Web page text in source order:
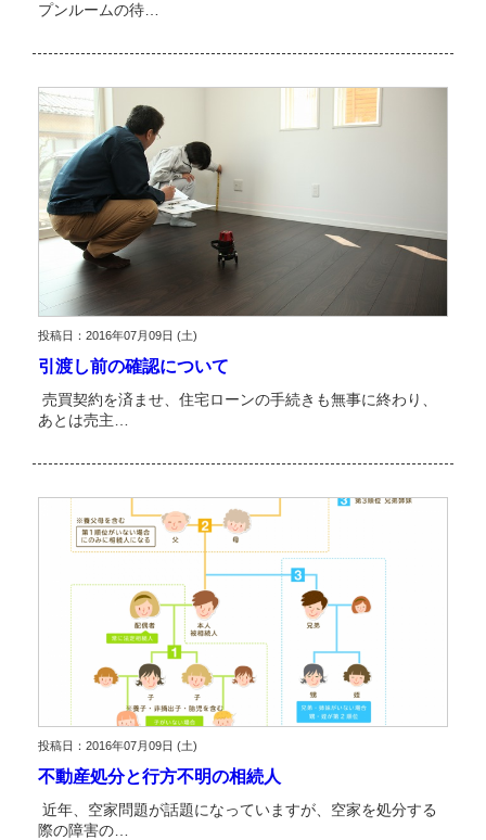
プンルームの待…
投稿日：2016年07月09日 (土)
引渡し前の確認について
売買契約を済ませ、住宅ローンの手続きも無事に終わり、
あとは売主…
投稿日：2016年07月09日 (土)
不動産処分と行方不明の相続人
近年、空家問題が話題になっていますが、空家を処分する
際の障害の…